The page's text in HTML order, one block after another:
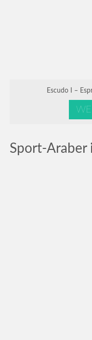
Escudo I –
Sport-Araber